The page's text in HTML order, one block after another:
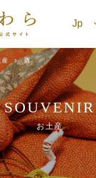
産 酒
SOUVENIR
お土産